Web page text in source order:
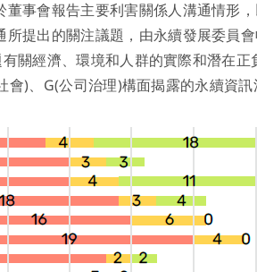
事會報告主要利害關係人溝通情形，
提出的關注議題，由永續發展委員
關經濟、環境和人群的實際和潛在
)、G(公司治理)構面揭露的永續資訊